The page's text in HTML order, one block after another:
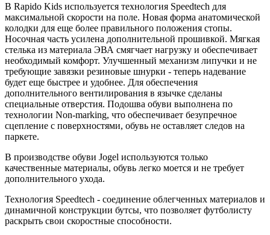
В Rapido Kids используется технология Speedtech для
максимальной скорости на поле. Новая форма анатомической
колодки для еще более правильного положения стопы.
Носочная часть усилена дополнительной прошивкой. Мягкая
стелька из материала ЭВА смягчает нагрузку и обеспечивает
необходимый комфорт. Улучшенный механизм липучки и не
требующие завязки резиновые шнурки - теперь надевание
будет еще быстрее и удобнее. Для обеспечения
дополнительного вентилирования в язычке сделаны
специальные отверстия. Подошва обуви выполнена по
технологии Non-marking, что обеспечивает безупречное
сцепление с поверхностями, обувь не оставляет следов на
паркете.
В производстве обуви Jogel используются только
качественные материалы, обувь легко моется и не требует
дополнительного ухода.
Технология Speedtech - соединение облегченных материалов и
динамичной конструкции бутсы, что позволяет футболисту
раскрыть свои скоростные способности.